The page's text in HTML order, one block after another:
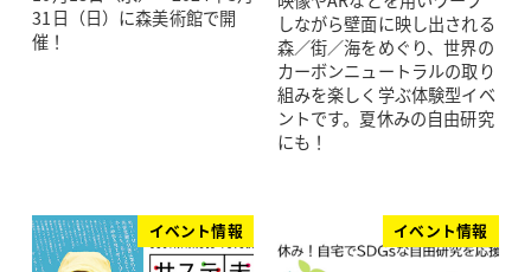
31日（日）に森美術館で開
催！
しながら壁面に映し出される
森／街／海をめぐり、世界の
カーボンニュートラルの取り
組みを楽しく学ぶ体験型イベ
ントです。夏休みの自由研究
にも！
イベント情報 イベント情報